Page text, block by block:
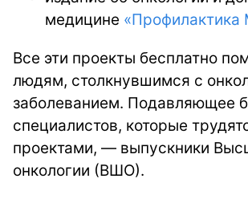
медицине «Профилактика
Все эти проекты бесплатно
людям, столкнувшимся с
заболеванием. Подавляющее
специалистов, которые
проектами, — выпускники
онкологии (ВШО).